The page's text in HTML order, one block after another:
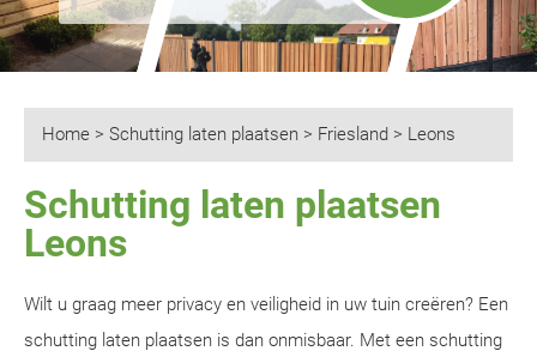
Home > Schutting laten plaatsen > Friesland > Leons
Schutting laten plaatsen
Leons
Wilt u graag meer privacy en veiligheid in uw tuin creëren? Een
schutting laten plaatsen is dan onmisbaar. Met een schutting